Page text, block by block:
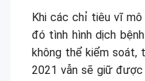
Khi các chỉ tiêu vĩ
đó tình hình dịch
không thể kiểm soát,
2021 vẫn sẽ giữ